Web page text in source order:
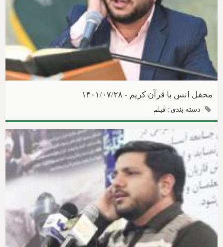
محفل انس با قرآن کریم - ۱۴۰۱/۰۷/۲۸
دسته بندی: فیلم